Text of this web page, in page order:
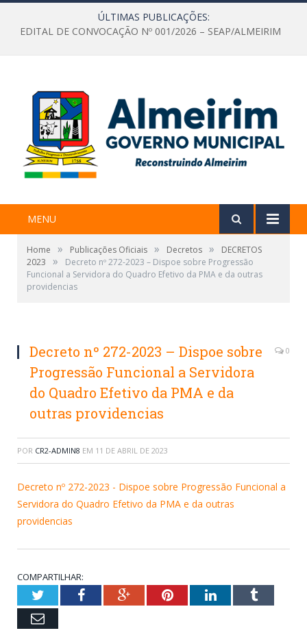
ÚLTIMAS PUBLICAÇÕES:
EDITAL DE CONVOCAÇÃO Nº 001/2026 – SEAP/ALMEIRIM
MENU
Home » Publicações Oficiais » Decretos »
DECRETOS
2023
»
Decreto nº 272-2023 – Dispoe sobre Progressão
Funcional a Servidora do Quadro Efetivo da PMA e da outras
providencias
Decreto nº 272-2023 – Dispoe sobre
Progressão Funcional a Servidora
do Quadro Efetivo da PMA e da
outras providencias
0
POR CR2-ADMIN8 EM 11 DE ABRIL DE 2023
Decreto nº 272-2023 - Dispoe sobre Progressão Funcional a
Servidora do Quadro Efetivo da PMA e da outras
providencias
COMPARTILHAR:
TwitterFacebookGoogle+PinterestLinkedInTumblr
Email